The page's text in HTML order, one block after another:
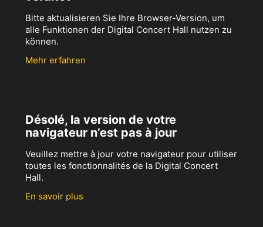
Bitte aktualisieren Sie Ihre Browser-Version, um
alle Funktionen der Digital Concert Hall nutzen zu
können.
Mehr erfahren
Désolé, la version de votre
navigateur n’est pas à jour
Veuillez mettre à jour votre navigateur pour utiliser
toutes les fonctionnalités de la Digital Concert
Hall.
En savoir plus